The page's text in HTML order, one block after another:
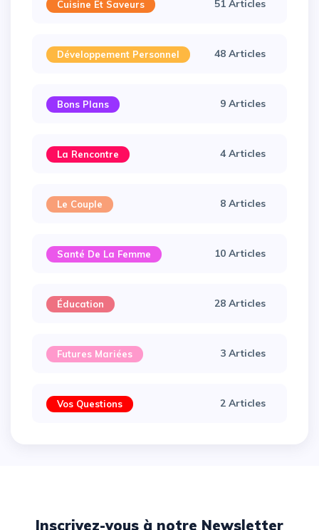
Cuisine Et Saveurs 51 Articles
Développement Personnel 48 Articles
Bons Plans 9 Articles
La Rencontre 4 Articles
Le Couple 8 Articles
Santé De La Femme 10 Articles
Éducation 28 Articles
Futures Mariées 3 Articles
Vos Questions 2 Articles
Inscrivez-vous à notre Newsletter